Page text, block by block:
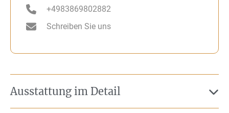
+4983869802882
Schreiben Sie uns
Ausstattung im Detail